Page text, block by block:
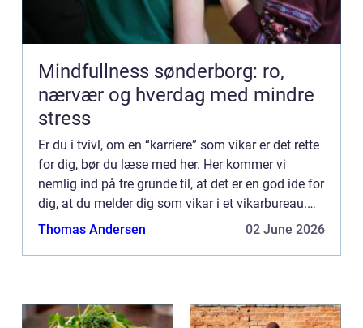
Mindfullness sønderborg: ro,
nærvær og hverdag med mindre
stress
Er du i tvivl, om en “karriere” som vikar er det rette
for dig, bør du læse med her. Her kommer vi
nemlig ind på tre grunde til, at det er en god ide for
dig, at du melder dig som vikar i et vikarbureau.
Det kan for eksempel være dkvikars...
Thomas Andersen 02 June 2026